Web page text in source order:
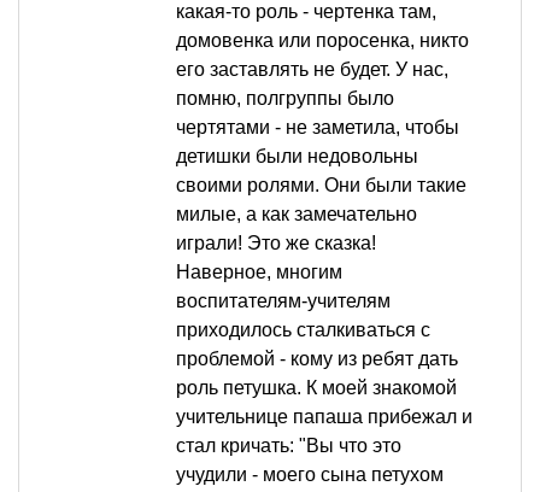
какая-то роль - чертенка там,
домовенка или поросенка, никто
его заставлять не будет. У нас,
помню, полгруппы было
чертятами - не заметила, чтобы
детишки были недовольны
своими ролями. Они были такие
милые, а как замечательно
играли! Это же сказка!
Наверное, многим
воспитателям-учителям
приходилось сталкиваться с
проблемой - кому из ребят дать
роль петушка. К моей знакомой
учительнице папаша прибежал и
стал кричать: "Вы что это
учудили - моего сына петухом